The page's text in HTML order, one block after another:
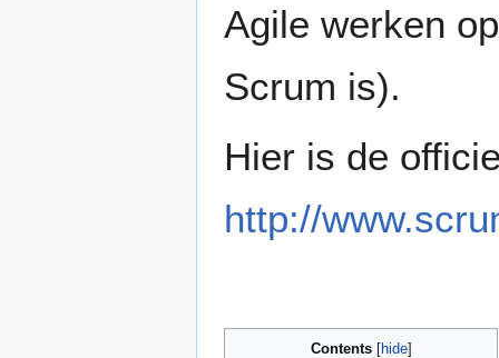
Agile werken
Scrum is).
Hier is de
http://
Contents